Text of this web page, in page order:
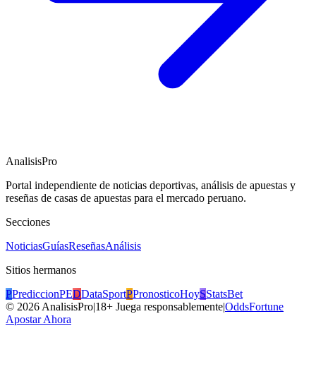
AnalisisPro
Portal independiente de noticias deportivas, análisis de apuestas y
reseñas de casas de apuestas para el mercado peruano.
Secciones
NoticiasGuíasReseñasAnálisis
Sitios hermanos
PPrediccionPEDDataSportPPronosticoHoySStatsBet
© 2026 AnalisisPro|18+ Juega responsablemente|OddsFortune
Apostar Ahora